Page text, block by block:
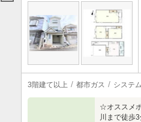
3階建て以上 都市ガス システ
☆オススメ
川まで徒歩